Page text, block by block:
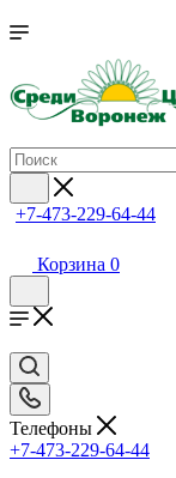
+7-473-229-64-44
Корзина 0
Телефоны
+7-473-229-64-44